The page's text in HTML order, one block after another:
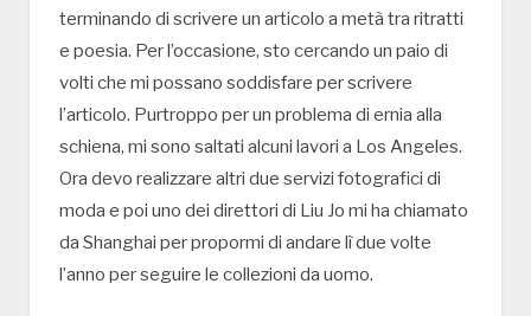
terminando di scrivere un articolo a metà tra ritratti
e poesia. Per l’occasione, sto cercando un paio di
volti che mi possano soddisfare per scrivere
l’articolo. Purtroppo per un problema di ernia alla
schiena, mi sono saltati alcuni lavori a Los Angeles.
Ora devo realizzare altri due servizi fotografici di
moda e poi uno dei direttori di Liu Jo mi ha chiamato
da Shanghai per propormi di andare lì due volte
l’anno per seguire le collezioni da uomo.